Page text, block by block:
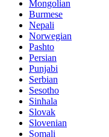
Mongolian
Burmese
Nepali
Norwegian
Pashto
Persian
Punjabi
Serbian
Sesotho
Sinhala
Slovak
Slovenian
Somali